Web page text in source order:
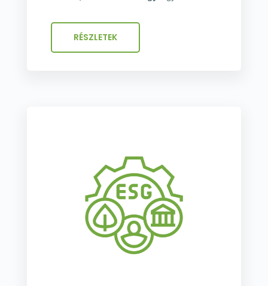
RÉSZLETEK